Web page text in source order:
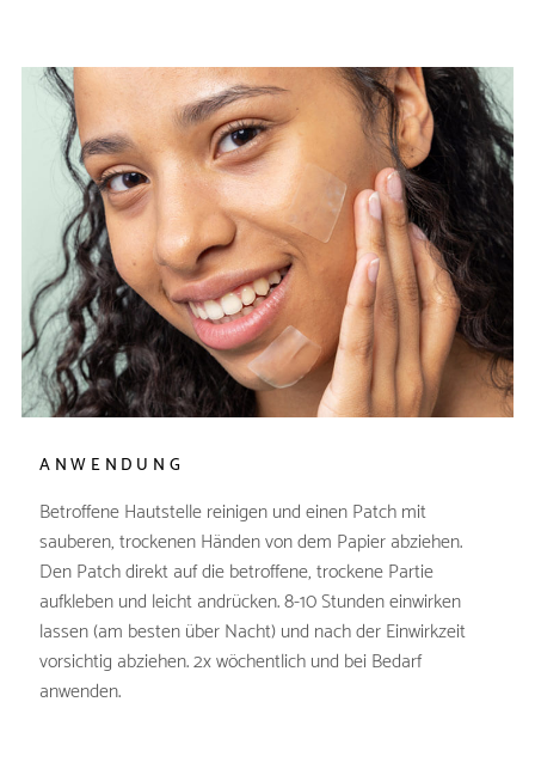
ANWENDUNG
Betroffene Hautstelle reinigen und einen Patch mit
sauberen, trockenen Händen von dem Papier abziehen.
Den Patch direkt auf die betroffene, trockene Partie
aufkleben und leicht andrücken. 8-10 Stunden einwirken
lassen (am besten über Nacht) und nach der Einwirkzeit
vorsichtig abziehen. 2x wöchentlich und bei Bedarf
anwenden.